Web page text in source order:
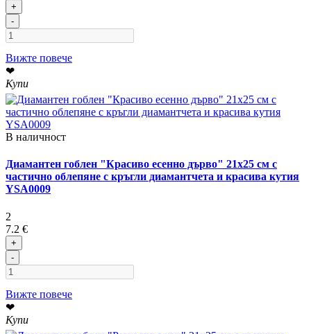
+
-
Вижте повече
❤
Купи
В наличност
Диамантен гоблен "Красиво есенно дърво" 21x25 см с
частично облепяне с кръгли диамантчета и красива кутия
YSA0009
2
7.2 €
+
-
Вижте повече
❤
Купи